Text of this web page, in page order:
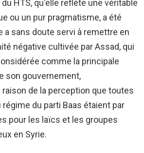
HTS, qu'elle reflète une véritable
ou un pur pragmatisme, a été
a sans doute servi à remettre en
négative cultivée par Assad, qui
comme la principale
son gouvernement,
de la perception que toutes
régime du parti Baas étaient par
pour les laïcs et les groupes
en Syrie.